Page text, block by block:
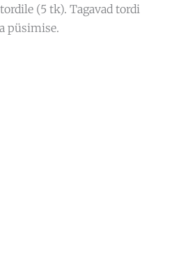
(5 tk). Tagavad tordi
püsimise.